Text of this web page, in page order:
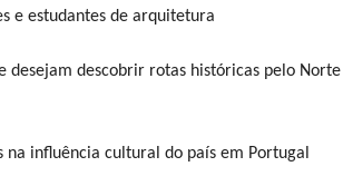
e estudantes de arquitetura
desejam descobrir rotas históricas pelo Norte
na influência cultural do país em Portugal